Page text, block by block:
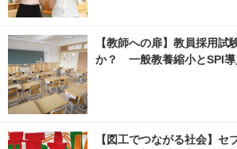
【教師への扉】教員採用試
か？ 一般教養縮小とSPI導
【図工でつながる社会】セ